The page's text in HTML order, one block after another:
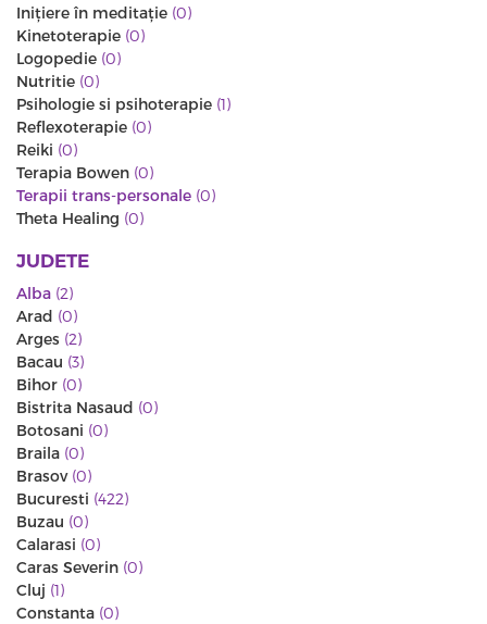
Iniţiere în meditaţie (0)
Kinetoterapie (0)
Logopedie (0)
Nutritie (0)
Psihologie si psihoterapie (1)
Reflexoterapie (0)
Reiki (0)
Terapia Bowen (0)
Terapii trans-personale (0)
Theta Healing (0)
JUDETE
Alba (2)
Arad (0)
Arges (2)
Bacau (3)
Bihor (0)
Bistrita Nasaud (0)
Botosani (0)
Braila (0)
Brasov (0)
Bucuresti (422)
Buzau (0)
Calarasi (0)
Caras Severin (0)
Cluj (1)
Constanta (0)